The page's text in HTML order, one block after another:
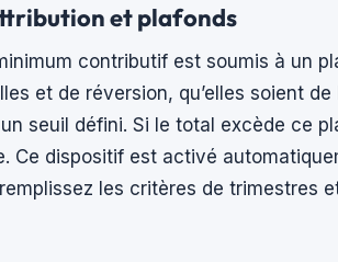
et plafonds
contributif est soumis à un
et de réversion, qu’elles soient
seuil défini. Si le total excède ce
Ce dispositif est activé
les critères de trimestres